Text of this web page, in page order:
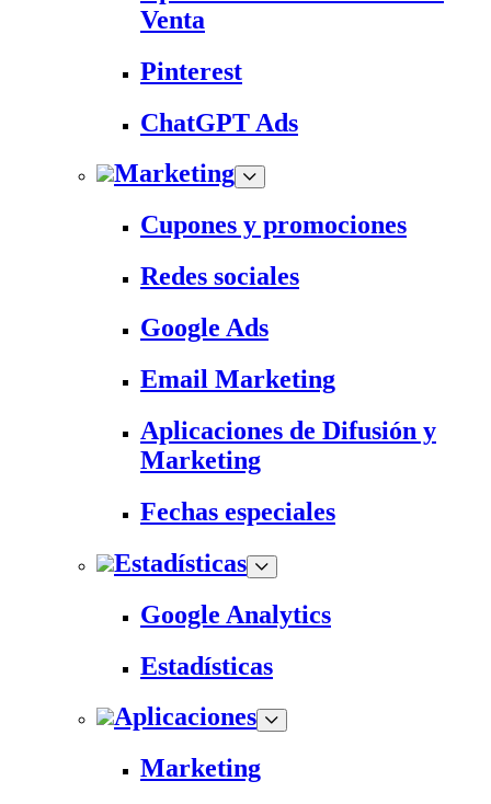
Venta
Pinterest
ChatGPT Ads
Marketing
Cupones y promociones
Redes sociales
Google Ads
Email Marketing
Aplicaciones de Difusión y
Marketing
Fechas especiales
Estadísticas
Google Analytics
Estadísticas
Aplicaciones
Marketing